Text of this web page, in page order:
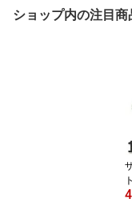
ショップ内の注目商